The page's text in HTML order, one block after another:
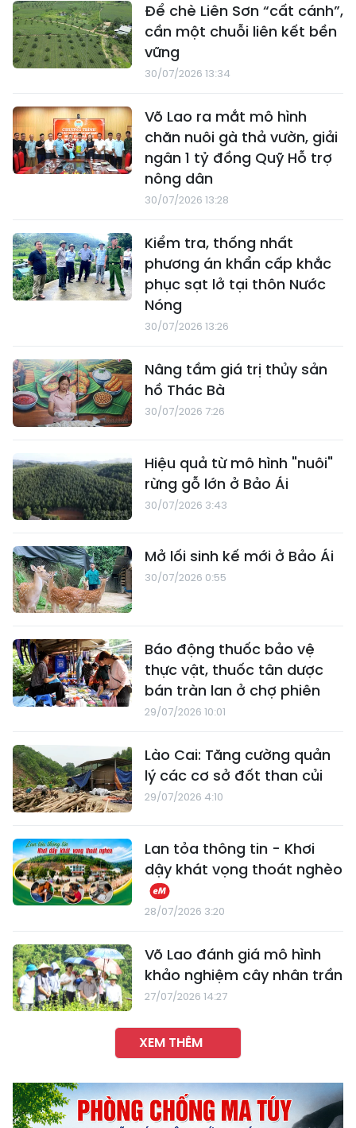
Để chè Liên Sơn “cất cánh”,
cần một chuỗi liên kết bền
vững
30/07/2026 13:34
Võ Lao ra mắt mô hình
chăn nuôi gà thả vườn, giải
ngân 1 tỷ đồng Quỹ Hỗ trợ
nông dân
30/07/2026 13:28
Kiểm tra, thống nhất
phương án khẩn cấp khắc
phục sạt lở tại thôn Nước
Nóng
30/07/2026 13:26
Nâng tầm giá trị thủy sản
hồ Thác Bà
30/07/2026 7:26
Hiệu quả từ mô hình "nuôi"
rừng gỗ lớn ở Bảo Ái
30/07/2026 3:43
Mở lối sinh kế mới ở Bảo Ái
30/07/2026 0:55
Báo động thuốc bảo vệ
thực vật, thuốc tân dược
bán tràn lan ở chợ phiên
29/07/2026 10:01
Lào Cai: Tăng cường quản
lý các cơ sở đốt than củi
29/07/2026 4:10
Lan tỏa thông tin - Khơi
dậy khát vọng thoát nghèo
28/07/2026 3:20
Võ Lao đánh giá mô hình
khảo nghiệm cây nhân trần
27/07/2026 14:27
XEM THÊM